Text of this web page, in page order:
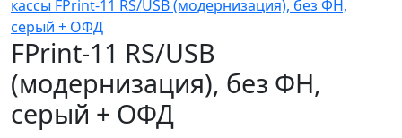
кассы FPrint-11 RS/USB (модернизация), без ФН,
серый + ОФД
FPrint-11 RS/USB
(модернизация), без ФН,
серый + ОФД